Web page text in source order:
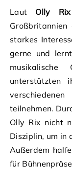
Laut Olly
starkes
gerne und
teilnehmen.
Olly Rix nicht
Disziplin, um in
Außerdem
für